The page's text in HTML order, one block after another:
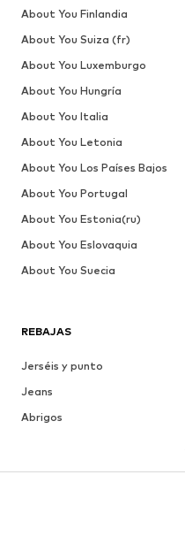
REBAJAS
Jerséis y punto
Jeans
Abrigos
About You Finlandia
About You Suiza (fr)
About You Luxemburgo
About You Hungría
About You Italia
About You Letonia
About You Los Países Bajos
About You Portugal
About You Estonia(ru)
About You Eslovaquia
About You Suecia